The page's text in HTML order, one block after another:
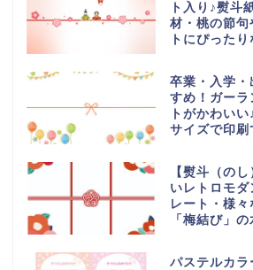
ト入り♪熨斗
材・桃の節句
トにぴった
卒業・入学・
すめ！ガーラ
トがかわい
サイズで印刷
【熨斗（の
いレトロモ
レート・様
「梅結び」
パステルカラ